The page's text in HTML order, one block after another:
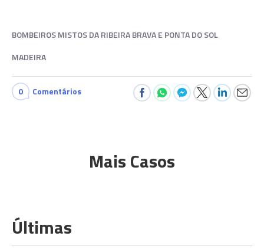
BOMBEIROS MISTOS DA RIBEIRA BRAVA E PONTA DO SOL
MADEIRA
0 Comentários
Mais Casos
Últimas